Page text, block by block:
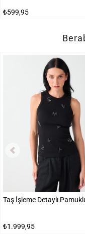
₺599,95
Taş İşleme Detaylı
₺1.999,95